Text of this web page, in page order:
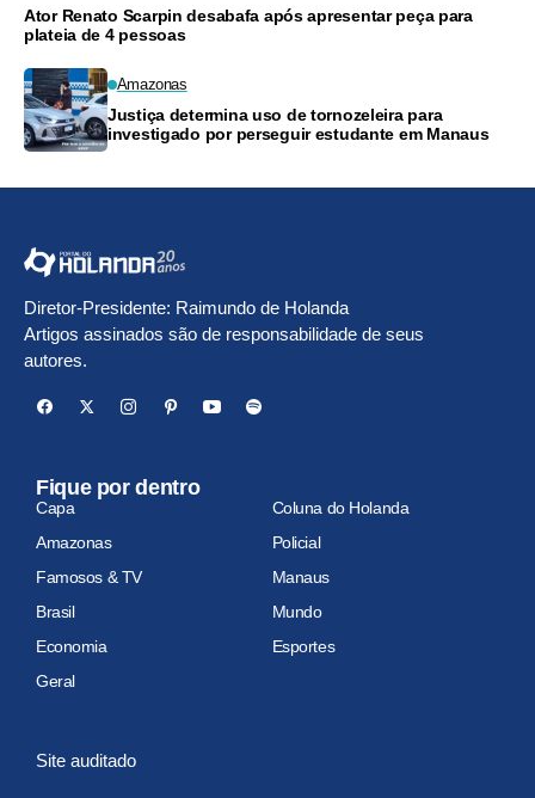
Ator Renato Scarpin desabafa após apresentar peça para
plateia de 4 pessoas
Amazonas
Justiça determina uso de tornozeleira para
investigado por perseguir estudante em Manaus
Diretor-Presidente: Raimundo de Holanda
Artigos assinados são de responsabilidade de seus
autores.
Fique por dentro
Capa
Coluna do Holanda
Amazonas
Policial
Famosos & TV
Manaus
Brasil
Mundo
Economia
Esportes
Geral
Site auditado